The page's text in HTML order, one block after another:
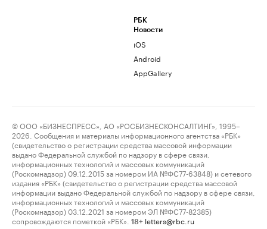
РБК
Новости
iOS
Android
AppGallery
© ООО «БИЗНЕСПРЕСС», АО «РОСБИЗНЕСКОНСАЛТИНГ», 1995–
2026. Сообщения и материалы информационного агентства «РБК»
(свидетельство о регистрации средства массовой информации
выдано Федеральной службой по надзору в сфере связи,
информационных технологий и массовых коммуникаций
(Роскомнадзор) 09.12.2015 за номером ИА №ФС77-63848) и сетевого
издания «РБК» (свидетельство о регистрации средства массовой
информации выдано Федеральной службой по надзору в сфере связи,
информационных технологий и массовых коммуникаций
(Роскомнадзор) 03.12.2021 за номером ЭЛ №ФС77-82385)
сопровождаются пометкой «РБК».
18+ letters@rbc.ru